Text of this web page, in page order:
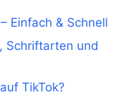
Einfach & Schnell
Schriftarten und
TikTok?